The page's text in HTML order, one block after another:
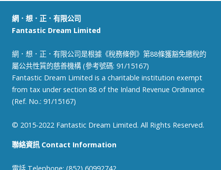
網．想．正．有限公司
Fantastic Dream Limited
網．想．正．有限公司是根據《稅務條例》第88條獲豁免繳稅的
屬公共性質的慈善機構 (參考號碼: 91/15167)
Fantastic Dream Limited is a charitable institution exempt
from tax under section 88 of the Inland Revenue Ordinance
(Ref. No.: 91/15167)
© 2015-2022 Fantastic Dream Limited. All Rights Reserved.
聯絡資訊 Contact Information